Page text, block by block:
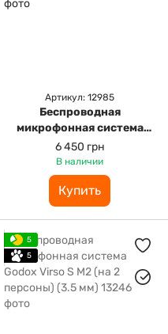
Артикул: 12985
Беспроводная
микрофонная система
Godox WMicS2 (на 2
персоны) (3.5 мм)
6 450 грн
В наличии
Купить
5
5